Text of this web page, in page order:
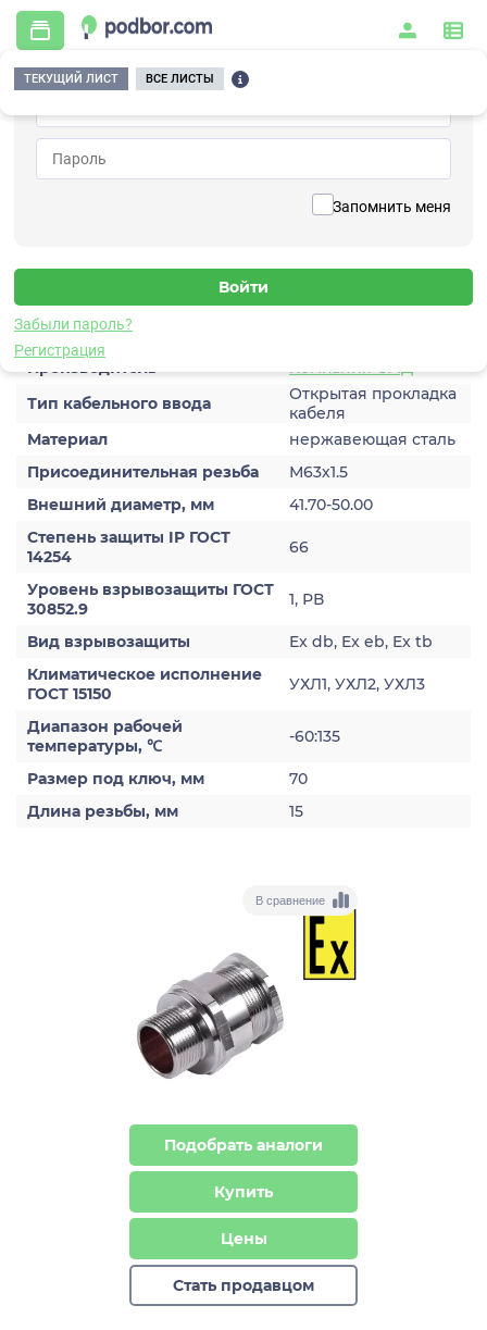
Запомнить меня
Забыли пароль?
Регистрация
ТЕКУЩИЙ ЛИСТ ВСЕ ЛИСТЫ
Главная / Дополнительное оборудование / Кабельный ввод / КВ М63К-Н
Вернуться к списку
Кабельный ввод
Характеристики
Производитель
Компания СМД
Тип кабельного ввода
Открытая прокладка
кабеля
Материал
нержавеющая сталь
Присоединительная резьба
М63х1.5
Внешний диаметр, мм
41.70-50.00
Степень защиты IP ГОСТ
14254
66
Уровень взрывозащиты ГОСТ
30852.9
1, РВ
Вид взрывозащиты
Ex db, Ex eb, Ex tb
Климатическое исполнение
ГОСТ 15150
УХЛ1, УХЛ2, УХЛ3
Диапазон рабочей
температуры, ℃
-60:135
Размер под ключ, мм
70
Длина резьбы, мм
15
В сравнение
Подобрать аналоги
Купить
Цены
Стать продавцом